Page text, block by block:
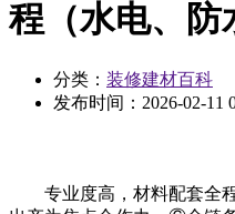
程（水电、防
分类： 装修建材百科
发布时间： 2026-02-11
专业度高，材料配套全程